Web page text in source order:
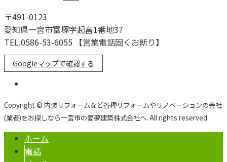
〒491-0123
愛知県一宮市富塚字起畠1番地37
TEL.0586-53-6055 【営業電話固くお断り】
Googleマップで確認する
Copyright © 内装リフォームなど各種リフォームやリノベーションの会社
(業者)をお探しなら一宮市の愛夢建築株式会社へ. All rights reserved.
ホーム
電話